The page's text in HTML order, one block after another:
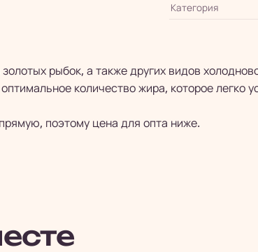
Категория
рыбок, а также других видов
количество жира, которое легко
поэтому цена для опта ниже.